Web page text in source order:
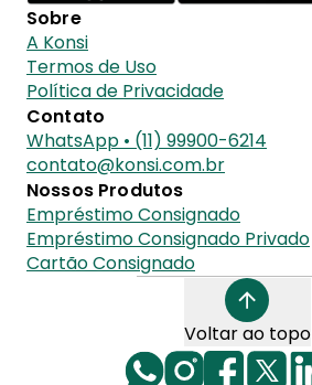
Sobre
A Konsi
Termos de Uso
Política de Privacidade
Contato
WhatsApp • (11) 99900-6214
contato@konsi.com.br
Nossos Produtos
Empréstimo Consignado
Empréstimo Consignado Privado
Cartão Consignado
Voltar ao topo